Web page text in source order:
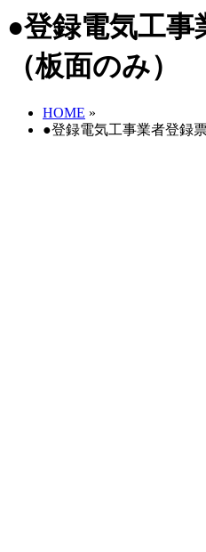
●登録電気工事
（板面のみ）
HOME »
●登録電気工事業者登録